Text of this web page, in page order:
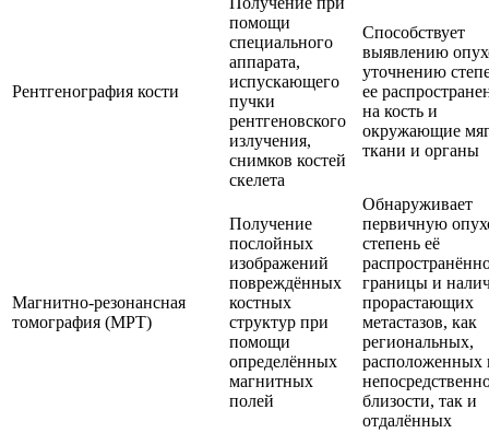
Рентгенография кости
помощи
специального
аппарата,
испускающего
пучки
рентгеновского
излучения,
снимков костей
скелета
Способствует
выявлению
уточнению
ее
на кость и
окружающие
ткани и органы
Магнитно-резонансная
томография (МРТ)
Получение
послойных
изображений
повреждённых
костных
структур при
помощи
определённых
магнитных
полей
Обнаруживает
первичную
степень её
границы и
прорастающих
метастазов, как
региональных,
расположенных
близости, так и
отдалённых